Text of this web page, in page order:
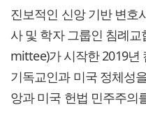
진보적인 신앙 기반 변호
사 및 학자 그룹인 침례
mittee)가 시작한 2019년
기독교인과 미국 정체성
앙과 미국 헌법 민주주의